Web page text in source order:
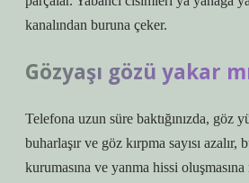
kanalından buruna çeker.
Gözyaşı gözü yakar
Telefona uzun süre baktığınızda, göz
buharlaşır ve göz kırpma sayısı azalır,
kurumasına ve yanma hissi